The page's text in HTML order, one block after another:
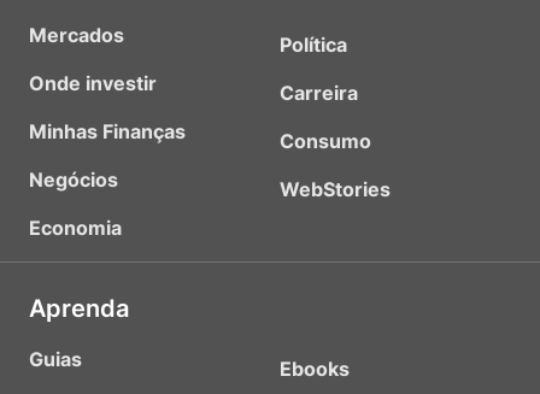
Mercados
Onde investir
Minhas Finanças
Negócios
Economia
Política
Carreira
Consumo
WebStories
Aprenda
Guias
Ebooks